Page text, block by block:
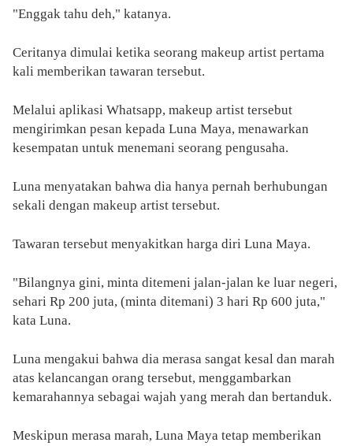
"Enggak tahu deh," katanya.
Ceritanya dimulai ketika seorang makeup artist pertama
kali memberikan tawaran tersebut.
Melalui aplikasi Whatsapp, makeup artist tersebut
mengirimkan pesan kepada Luna Maya, menawarkan
kesempatan untuk menemani seorang pengusaha.
Luna menyatakan bahwa dia hanya pernah berhubungan
sekali dengan makeup artist tersebut.
Tawaran tersebut menyakitkan harga diri Luna Maya.
"Bilangnya gini, minta ditemeni jalan-jalan ke luar negeri,
sehari Rp 200 juta, (minta ditemani) 3 hari Rp 600 juta,"
kata Luna.
Luna mengakui bahwa dia merasa sangat kesal dan marah
atas kelancangan orang tersebut, menggambarkan
kemarahannya sebagai wajah yang merah dan bertanduk.
Meskipun merasa marah, Luna Maya tetap memberikan